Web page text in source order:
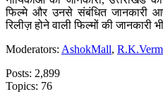
फिल्मे और उनसे संबंधित जानकारी
रिलीज़ होने वाली फिल्मों की जानकारी
Moderators: AshokMall,
Posts: 2,899
Topics: 76